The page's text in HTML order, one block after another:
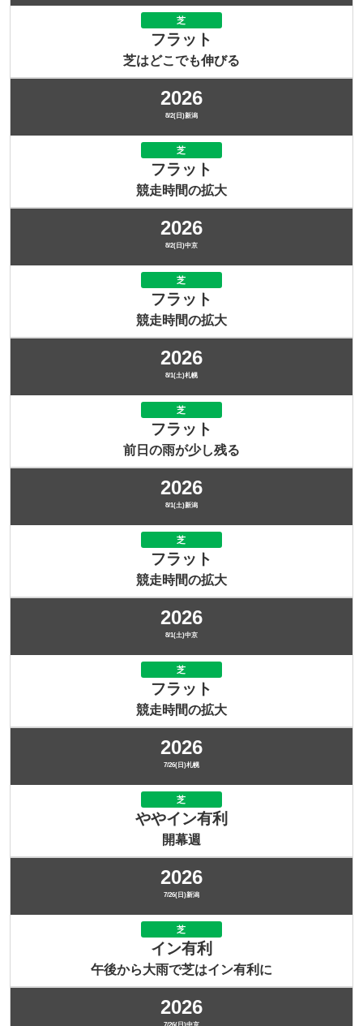
芝
フラット
芝はどこでも伸びる
2026
8/2(日)新潟
芝
フラット
競走時間の拡大
2026
8/2(日)中京
芝
フラット
競走時間の拡大
2026
8/1(土)札幌
芝
フラット
前日の雨が少し残る
2026
8/1(土)新潟
芝
フラット
競走時間の拡大
2026
8/1(土)中京
芝
フラット
競走時間の拡大
2026
7/26(日)札幌
芝
ややイン有利
開幕週
2026
7/26(日)新潟
芝
イン有利
午後から大雨で芝はイン有利に
2026
7/26(日)中京